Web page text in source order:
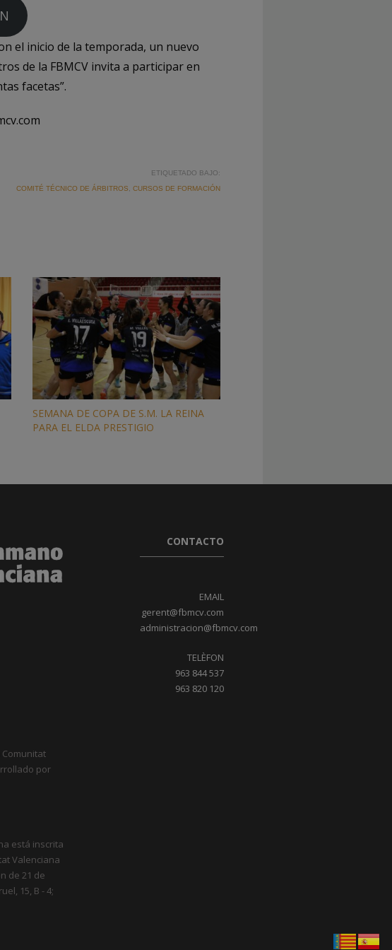
el inicio de la temporada, un nuevo
de la FBMCV invita a participar en
facetas”.
ETIQUETADO BAJO:
COMITÉ TÉCNICO DE ÁRBITROS
CURSOS DE FORMACIÓN
SEMANA DE COPA DE S.M. LA REINA
PARA EL ELDA PRESTIGIO
por
está inscrita
Valenciana
de 21 de
15, B - 4;
CONTACTO
EMAIL
gerent@fbmcv.com
administracion@fbmcv.com
TELÈFON
963 844 537
963 820 120